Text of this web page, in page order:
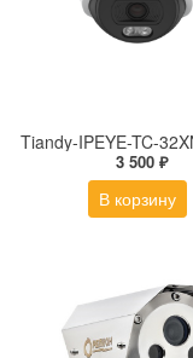
3 500 ₽
В корзину